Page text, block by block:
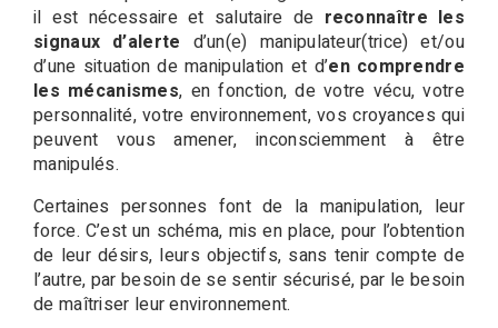
il est nécessaire et salutaire de reconnaître les
signaux d’alerte d’un(e) manipulateur(trice) et/ou
d’une situation de manipulation et d’en comprendre
les mécanismes, en fonction, de votre vécu, votre
personnalité, votre environnement, vos croyances qui
peuvent vous amener, inconsciemment à être
manipulés.
Certaines personnes font de la manipulation, leur
force. C’est un schéma, mis en place, pour l’obtention
de leur désirs, leurs objectifs, sans tenir compte de
l’autre, par besoin de se sentir sécurisé, par le besoin
de maîtriser leur environnement.